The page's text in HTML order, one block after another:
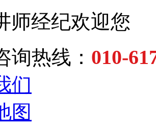
师经纪欢迎您
询热线： 010-
们
图